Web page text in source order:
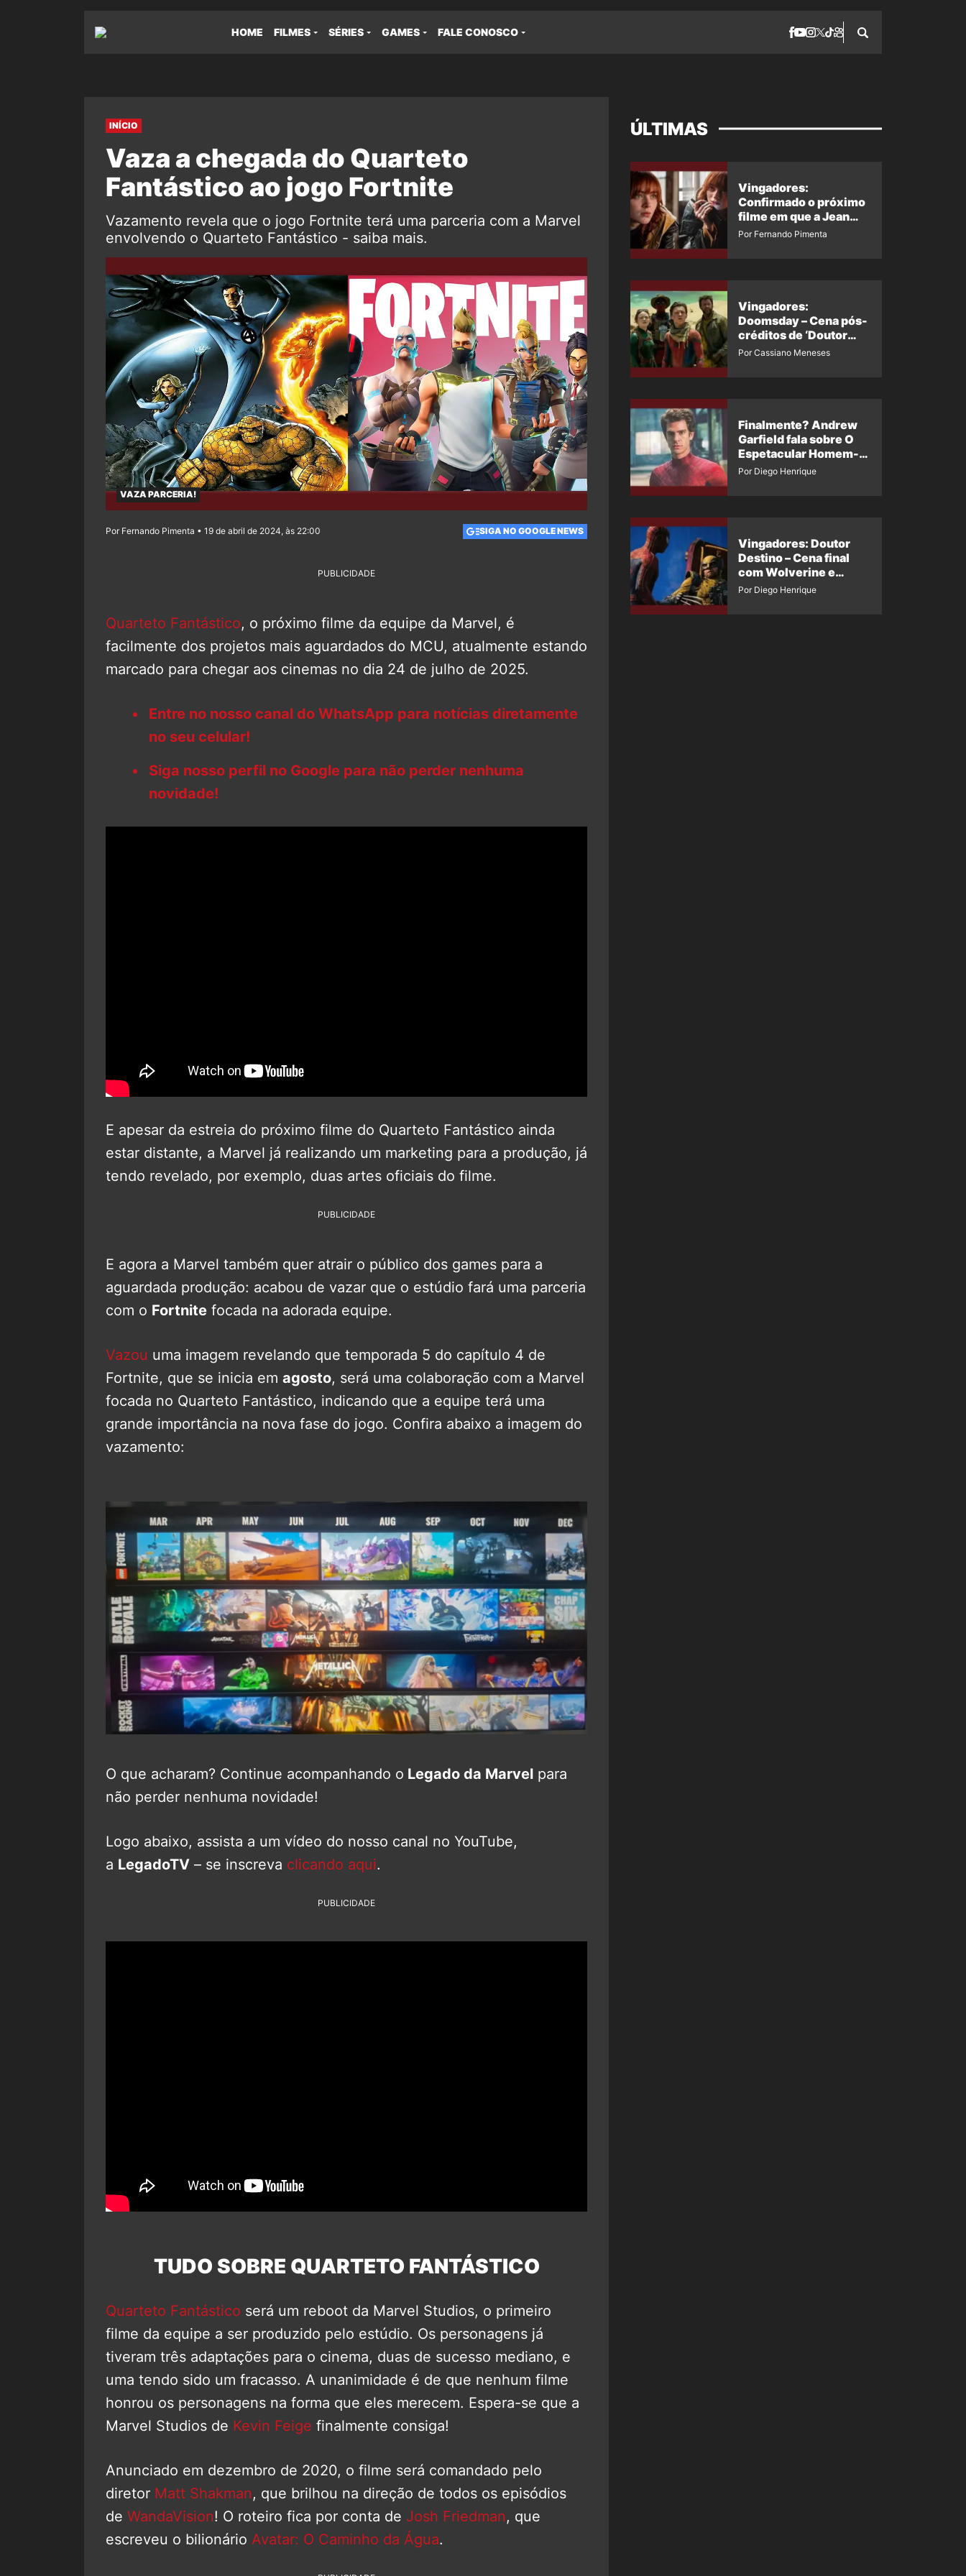
HOME FILMES SÉRIES GAMES FALE CONOSCO
INÍCIO
Vaza a chegada do Quarteto
Fantástico ao jogo Fortnite
Vazamento revela que o jogo Fortnite terá uma parceria com a Marvel
envolvendo o Quarteto Fantástico - saiba mais.
VAZA PARCERIA!
Por Fernando Pimenta • 19 de abril de 2024, às 22:00 SIGA NO GOOGLE NEWS
PUBLICIDADE
Quarteto Fantástico, o próximo filme da equipe da Marvel, é
facilmente dos projetos mais aguardados do MCU, atualmente estando
marcado para chegar aos cinemas no dia 24 de julho de 2025.
Entre no nosso canal do WhatsApp para notícias diretamente
no seu celular!
Siga nosso perfil no Google para não perder nenhuma
novidade!
E apesar da estreia do próximo filme do Quarteto Fantástico ainda
estar distante, a Marvel já realizando um marketing para a produção, já
tendo revelado, por exemplo, duas artes oficiais do filme.
PUBLICIDADE
E agora a Marvel também quer atrair o público dos games para a
aguardada produção: acabou de vazar que o estúdio fará uma parceria
com o Fortnite focada na adorada equipe.
Vazou uma imagem revelando que temporada 5 do capítulo 4 de
Fortnite, que se inicia em agosto, será uma colaboração com a Marvel
focada no Quarteto Fantástico, indicando que a equipe terá uma
grande importância na nova fase do jogo. Confira abaixo a imagem do
vazamento:
O que acharam? Continue acompanhando o Legado da Marvel para
não perder nenhuma novidade!
Logo abaixo, assista a um vídeo do nosso canal no YouTube,
a LegadoTV – se inscreva clicando aqui.
PUBLICIDADE
TUDO SOBRE QUARTETO FANTÁSTICO
Quarteto Fantástico será um reboot da Marvel Studios, o primeiro
filme da equipe a ser produzido pelo estúdio. Os personagens já
tiveram três adaptações para o cinema, duas de sucesso mediano, e
uma tendo sido um fracasso. A unanimidade é de que nenhum filme
honrou os personagens na forma que eles merecem. Espera-se que a
Marvel Studios de Kevin Feige finalmente consiga!
Anunciado em dezembro de 2020, o filme será comandado pelo
diretor Matt Shakman, que brilhou na direção de todos os episódios
de WandaVision! O roteiro fica por conta de Josh Friedman, que
escreveu o bilionário Avatar: O Caminho da Água.
ÚLTIMAS
Vingadores:
Confirmado o próximo
filme em que a Jean
Grey irá aparecer
Por Fernando Pimenta
Vingadores:
Doomsday – Cena pós-
créditos de ‘Doutor
Destino’ é revelada
Por Cassiano Meneses
Finalmente? Andrew
Garfield fala sobre O
Espetacular Homem-
Aranha 3
Por Diego Henrique
Vingadores: Doutor
Destino – Cena final
com Wolverine e
Homem-Aranha de
Por Diego Henrique